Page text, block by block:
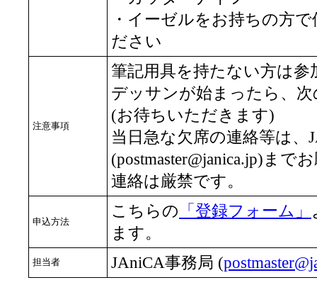
・イーゼルをお持ちの方
ださい
注意事項
筆記用具を持たない方は参
デッサンが始まったら、
(お待ちいただきます)
当日急な欠席の連絡等は、
(postmaster@janica.jp)まで
連絡は厳禁です。
申込方法
こちらの 「登録フォーム」
ます。
担当者 JAniCA事務局 (